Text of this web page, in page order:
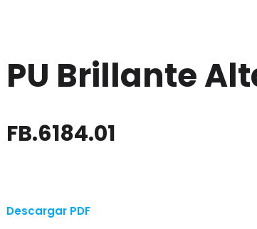
PU Brillante
FB.6184.01
Descargar PDF